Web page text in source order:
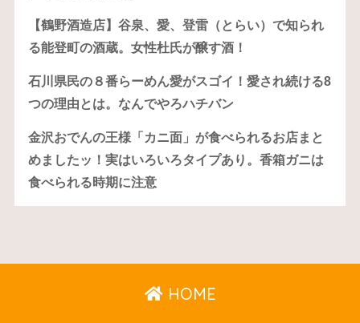
【鶴野酒造店】谷泉、愛、登雷（とらい）で知られ
る能登町の酒蔵。女性杜氏が醸す酒！
石川県民の８番らーめん愛がスゴイ！愛され続ける8
つの理由とは。なんでやろハチバン
金沢おでんの王様「カニ面」が食べられるお店まと
めましたッ！実はいろいろタイプあり。香箱ガニは
食べられる時期に注意
HOME